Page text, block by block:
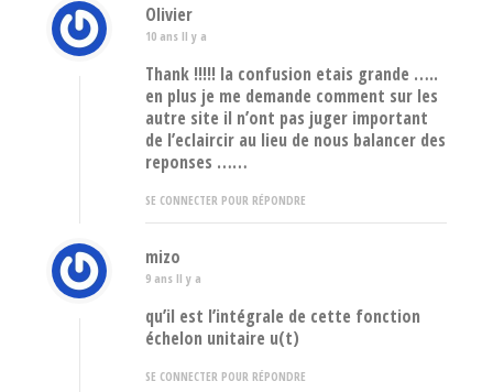
Olivier
10 ans Il y a
Thank !!!!! la confusion etais grande …..
en plus je me demande comment sur les
autre site il n’ont pas juger important
de l’eclaircir au lieu de nous balancer des
reponses ……
SE CONNECTER POUR RÉPONDRE
mizo
9 ans Il y a
qu’il est l’intégrale de cette fonction
échelon unitaire u(t)
SE CONNECTER POUR RÉPONDRE